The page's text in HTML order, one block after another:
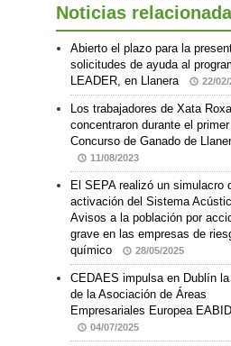
Noticias
Abierto el plazo para la
solicitudes de ayuda al
LEADER, en Llanera
22/02/
Los trabajadores de Xata
concentraron durante el primer
Concurso de Ganado de
11/08/2023
El SEPA realizó un simulacro
activación del Sistema
Avisos a la población por
grave en las empresas de
químico
28/05/2025
CEDAES impulsa en Dublín
de la Asociación de Áreas
Empresariales Europea EABID
04/07/2025